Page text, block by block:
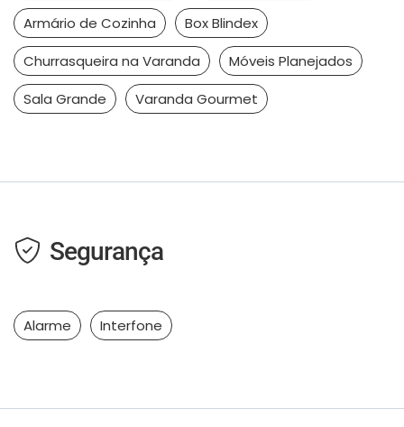
Armário de Cozinha
Box Blindex
Churrasqueira na Varanda
Móveis Planejados
Sala Grande
Varanda Gourmet
Segurança
Alarme Interfone